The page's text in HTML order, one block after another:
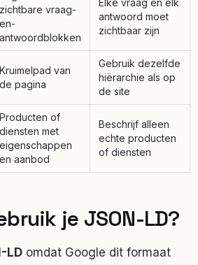
zichtbare vraag-
en-
antwoordblokken
Elke vraag en elk
antwoord moet
zichtbaar zijn
Kruimelpad van
de pagina
Gebruik dezelfde
hiërarchie als op
de site
Producten of
diensten met
eigenschappen
en aanbod
Beschrijf alleen
echte producten
of diensten
je JSON-LD?
LD omdat Google dit formaat